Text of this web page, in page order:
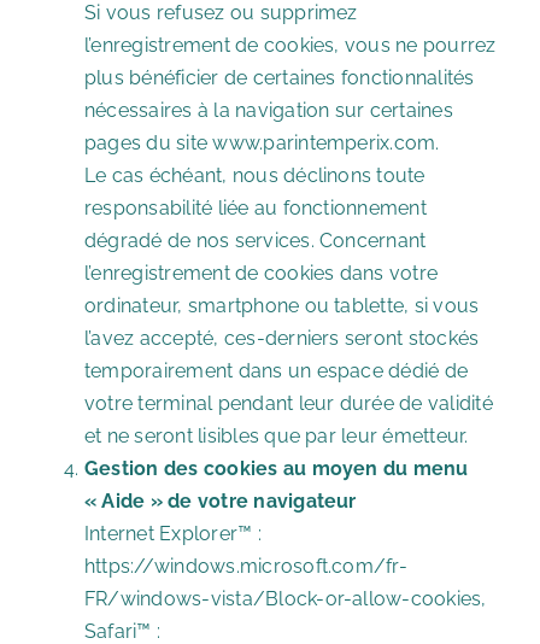
Si vous refusez ou supprimez
l’enregistrement de cookies, vous ne pourrez
plus bénéficier de certaines fonctionnalités
nécessaires à la navigation sur certaines
pages du site www.parintemperix.com.
Le cas échéant, nous déclinons toute
responsabilité liée au fonctionnement
dégradé de nos services. Concernant
l’enregistrement de cookies dans votre
ordinateur, smartphone ou tablette, si vous
l’avez accepté, ces-derniers seront stockés
temporairement dans un espace dédié de
votre terminal pendant leur durée de validité
et ne seront lisibles que par leur émetteur.
Gestion des cookies au moyen du menu
« Aide » de votre navigateur
Internet Explorer™ :
https://windows.microsoft.com/fr-
FR/windows-vista/Block-or-allow-cookies,
Safari™ :